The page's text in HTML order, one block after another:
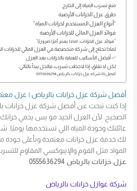
منع تسرب المياه إلى الخارج
طرق عزل الخزانات الأرضية
“أنواع العزل المستخدم لخزانات المياه”
فوائد العزل المائي للخزانات الأرضية
“فوائد عزل الخزانات: لماذا يعتبر أمرًا ضروريًا”
لماذا تحتاج إلى شركة متخصصة في العزل المائي للخزانات
✅ أفضل الأساليب للعناية بالخزانات بعد العزل
لكن لا تقلق، إذا لاحظت تسرب، فالحل يبدأ بالتالي:
افضل 20 شركه عزل خزانات بالرياض 0555636294
أفضل شركة عزل خزانات بالرياض | عزل
إذا كنت تبحث عن أفضل شركة عزل خزانات
الصحيح. لأن العزل الجيد مو بس يحمي
عائلتك وجودة المياه اللي تستخدمها يوميًا.
لك خدمة عزل خزانات معتمدة وبأعلى جودة
المواد مثل الفوم والإيبوكسي المقاوم
عزل خزانات بالرياض 0555636294
شركة عوازل خزانات بالرياض